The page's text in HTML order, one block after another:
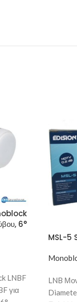
6°
LNBF
για
MSL-5
LNB